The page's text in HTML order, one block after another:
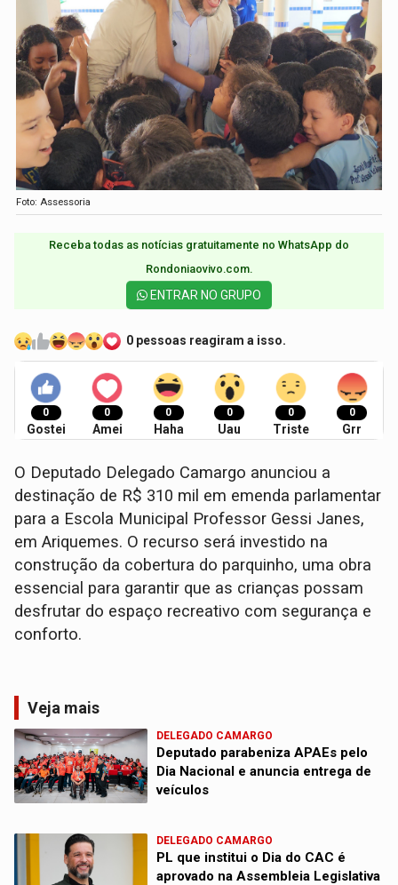
Foto: Assessoria
Receba todas as notícias gratuitamente no WhatsApp do
Rondoniaovivo.com.​
ENTRAR NO GRUPO
0 pessoas reagiram a isso.
0
Gostei
0
Amei
0
Haha
0
Uau
0
Triste
0
Grr
O Deputado Delegado Camargo anunciou a
destinação de R$ 310 mil em emenda parlamentar
para a Escola Municipal Professor Gessi Janes,
em Ariquemes. O recurso será investido na
construção da cobertura do parquinho, uma obra
essencial para garantir que as crianças possam
desfrutar do espaço recreativo com segurança e
conforto.
Veja mais
DELEGADO CAMARGO
Deputado parabeniza APAEs pelo
Dia Nacional e anuncia entrega de
veículos
DELEGADO CAMARGO
PL que institui o Dia do CAC é
aprovado na Assembleia Legislativa